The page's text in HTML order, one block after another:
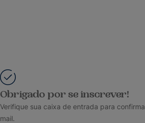
Obrigado por se inscrever!
Verifique sua caixa de entrada para
mail.